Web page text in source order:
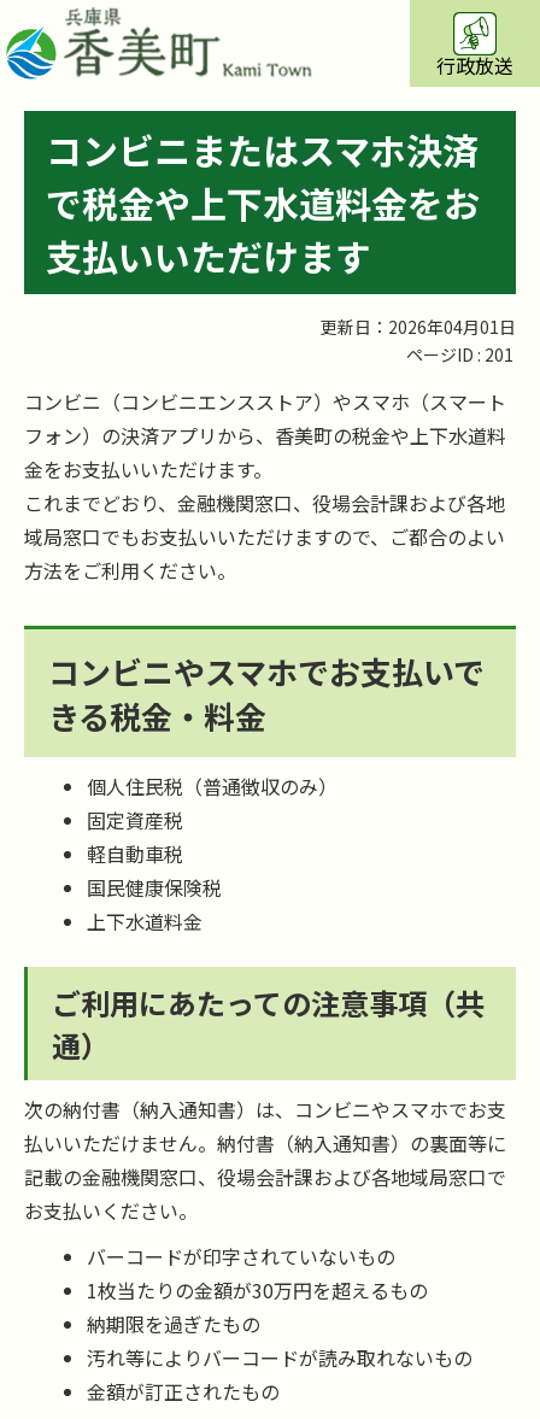
行政放送
コンビニまたはスマホ決済
で税金や上下水道料金をお
支払いいただけます
更新日：2026年04月01日
ページID : 201
コンビニ（コンビニエンスストア）やスマホ（スマート
フォン）の決済アプリから、香美町の税金や上下水道料
金をお支払いいただけます。
これまでどおり、金融機関窓口、役場会計課および各地
域局窓口でもお支払いいただけますので、ご都合のよい
方法をご利用ください。
コンビニやスマホでお支払いで
きる税金・料金
個人住民税（普通徴収のみ）
固定資産税
軽自動車税
国民健康保険税
上下水道料金
ご利用にあたっての注意事項（共
通）
次の納付書（納入通知書）は、コンビニやスマホでお支
払いいただけません。納付書（納入通知書）の裏面等に
記載の金融機関窓口、役場会計課および各地域局窓口で
お支払いください。
バーコードが印字されていないもの
1枚当たりの金額が30万円を超えるもの
納期限を過ぎたもの
汚れ等によりバーコードが読み取れないもの
金額が訂正されたもの